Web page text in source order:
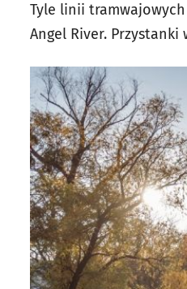
Tyle linii
Angel River.